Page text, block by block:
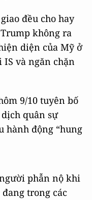
đều cho hay
không ra
diện của Mỹ ở
và ngăn chặn
9/10 tuyên bố
quân sự
hành động “hung
phẫn nộ khi
trong các